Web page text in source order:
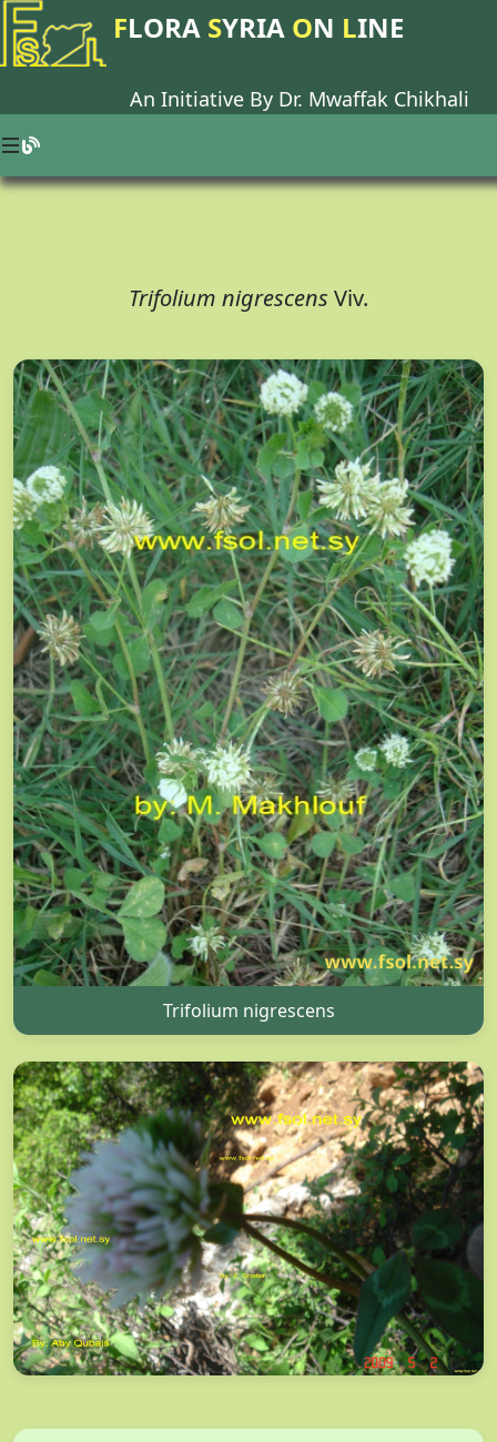
FLORA SYRIA ON LINE
An Initiative By Dr. Mwaffak Chikhali
Trifolium nigrescens Viv.
Trifolium nigrescens